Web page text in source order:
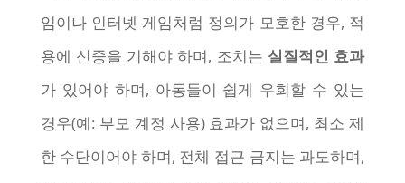
임이나 인터넷 게임처럼 정의가 모호한 경우, 적
용에 신중을 기해야 하며, 조치는 실질적인 효과
가 있어야 하며, 아동들이 쉽게 우회할 수 있는
경우(예: 부모 계정 사용) 효과가 없으며, 최소 제
한 수단이어야 하며, 전체 접근 금지는 과도하며,